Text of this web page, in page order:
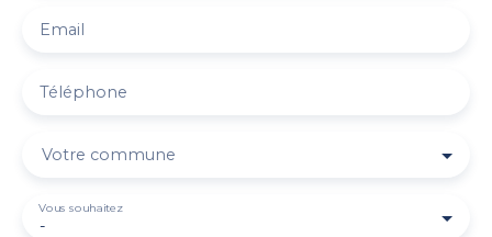
Email
Téléphone
Votre commune
-
Vous souhaitez